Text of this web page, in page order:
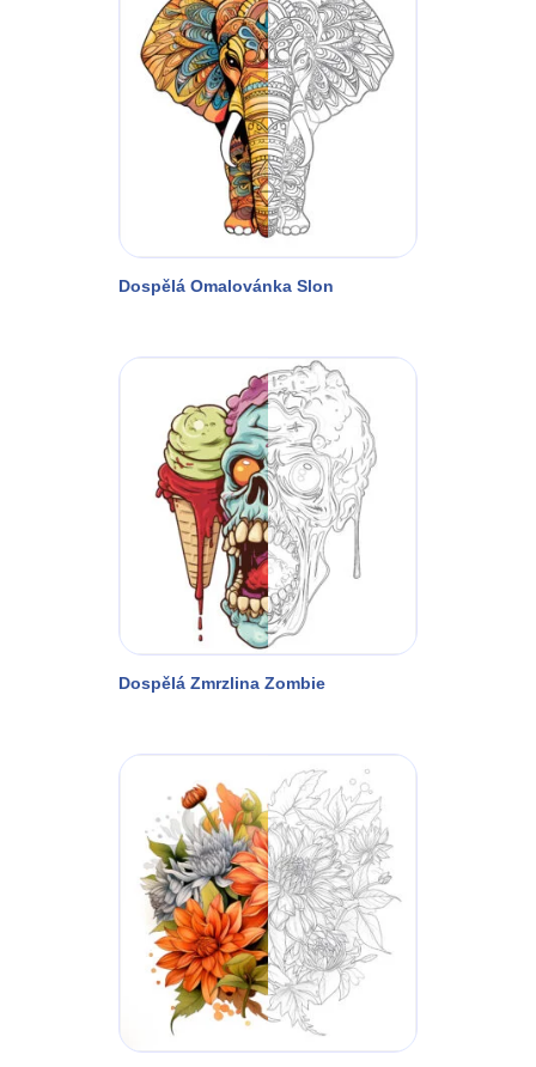
Dospělá Omalovánka Slon
Dospělá Zmrzlina Zombie